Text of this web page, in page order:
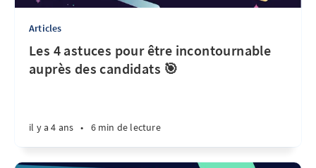
Articles
Les 4 astuces pour être incontournable
auprès des candidats 🎯
il y a 4 ans • 6 min de lecture